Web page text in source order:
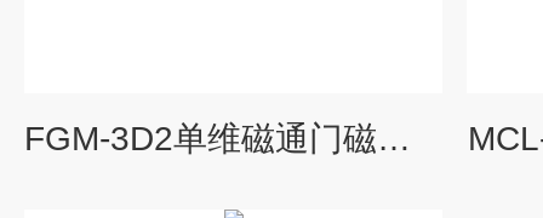
FGM-3D2单维磁通门磁强计